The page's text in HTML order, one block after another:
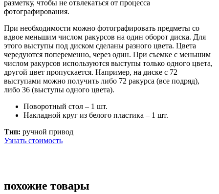
разметку, чтобы не отвлекаться от процесса
фотографирования.
При необходимости можно фотографировать предметы со
вдвое меньшим числом ракурсов на один оборот диска. Для
этого выступы под диском сделаны разного цвета. Цвета
чередуются попеременно, через один. При съемке с меньшим
числом ракурсов используются выступы только одного цвета,
другой цвет пропускается. Например, на диске с 72
выступами можно получить либо 72 ракурса (все подряд),
либо 36 (выступы одного цвета).
Поворотный стол – 1 шт.
Накладной круг из белого пластика – 1 шт.
Тип: ручной привод
Узнать стоимость
похожие товары